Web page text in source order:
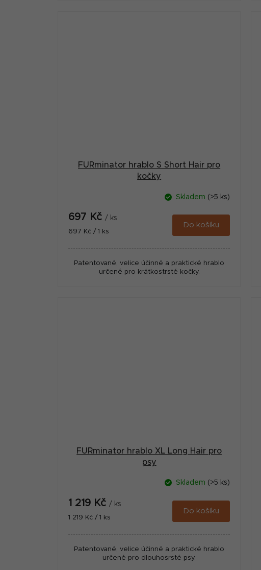
FURminator hrablo S Short Hair pro
kočky
Skladem (>5 ks)
697 Kč / ks
Měrná
697 Kč / 1 ks
Do košíku
Patentované, velice účinné a praktické hrablo
určené pro krátkostrsté kočky.
FURminator hrablo XL Long Hair pro
psy
Skladem (>5 ks)
1 219 Kč / ks
Měrná
1 219 Kč / 1 ks
Do košíku
Patentované, velice účinné a praktické hrablo
určené pro dlouhosrsté psy.